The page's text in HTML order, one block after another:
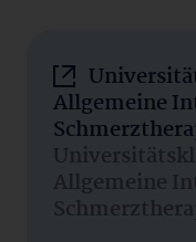
Allgemeine
Allgemeine